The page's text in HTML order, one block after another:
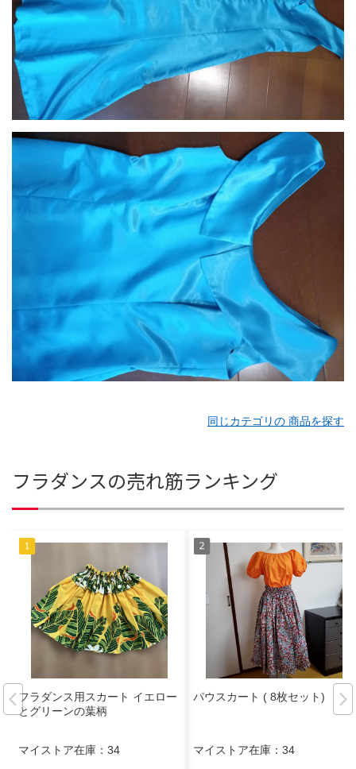
同じカテゴリの 商品を探す
フラダンスの売れ筋ランキング
フラダンス用スカート イエロー
とグリーンの葉柄
マイストア在庫： 34
パウスカート ( 8枚セット)
マイストア在庫： 34